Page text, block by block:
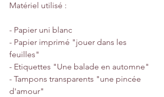
Matériel utilisé :
- Papier uni blanc
- Papier imprimé "jouer dans les
feuilles"
- Etiquettes "Une balade en automne"
- Tampons transparents "une pincée
d'amour"